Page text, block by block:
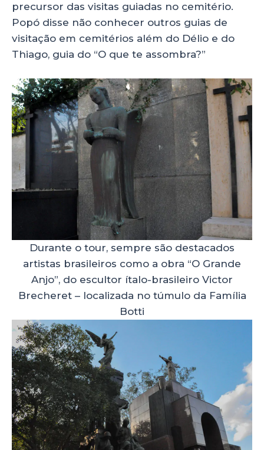
precursor das visitas guiadas no cemitério.
Popó disse não conhecer outros guias de
visitação em cemitérios além do Délio e do
Thiago, guia do “O que te assombra?”
Durante o tour, sempre são destacados
artistas brasileiros como a obra “O Grande
Anjo”, do escultor ítalo-brasileiro Victor
Brecheret – localizada no túmulo da Família
Botti